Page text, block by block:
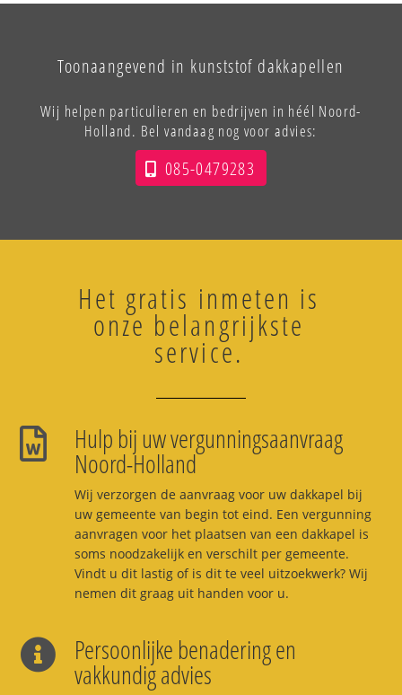
Toonaangevend in kunststof dakkapellen
Wij helpen particulieren en bedrijven in héél Noord-
Holland. Bel vandaag nog voor advies:
085-0479283
Het gratis inmeten is
onze belangrijkste
service.
Hulp bij uw vergunningsaanvraag
Noord-Holland
Wij verzorgen de aanvraag voor uw dakkapel bij
uw gemeente van begin tot eind. Een vergunning
aanvragen voor het plaatsen van een dakkapel is
soms noodzakelijk en verschilt per gemeente.
Vindt u dit lastig of is dit te veel uitzoekwerk? Wij
nemen dit graag uit handen voor u.
Persoonlijke benadering en
vakkundig advies